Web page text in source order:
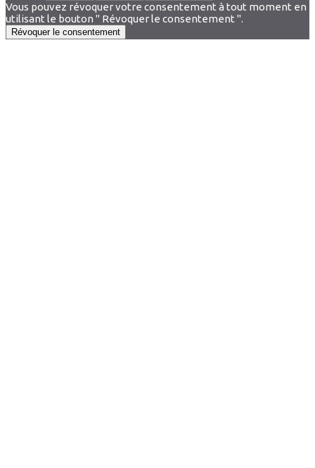
Vous pouvez révoquer votre consentement à tout moment en
utilisant le bouton " Révoquer le consentement ".
Révoquer le consentement